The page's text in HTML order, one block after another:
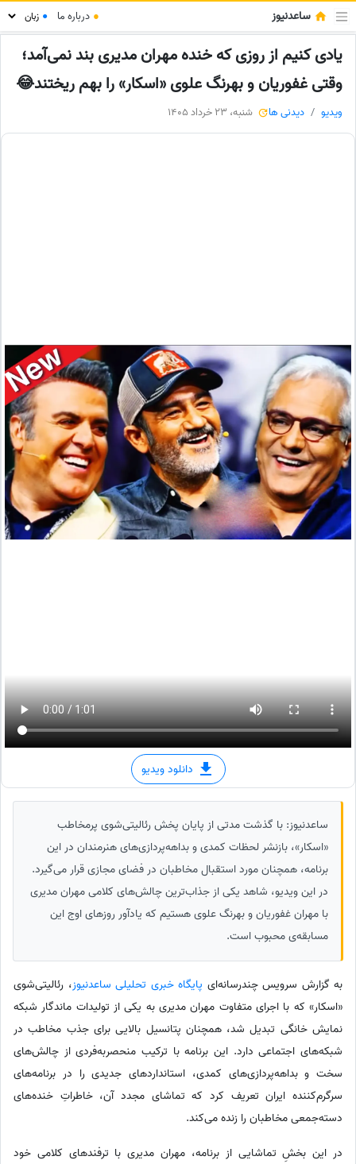
ساعدنیوز ● درباره ما ●
یادی کنیم از روزی که خنده مهران مدیری بند نمی‌آمد؛
وقتی غفوریان و بهرنگ علوی «اسکار» را بهم ریختند😂
ویدیو دیدنی ها شنبه، 23 خرداد 1405
دانلود ویدیو
ساعدنیوز: با گذشت مدتی از پایان پخش رئالیتی‌شوی پرمخاطب
«اسکار»، بازنشر لحظات کمدی و بداهه‌پردازی‌های هنرمندان در این
برنامه، همچنان مورد استقبال مخاطبان در فضای مجازی قرار می‌گیرد.
در این ویدیو، شاهد یکی از جذاب‌ترین چالش‌های کلامی مهران مدیری
با مهران غفوریان و بهرنگ علوی هستیم که یادآور روزهای اوج این
مسابقه‌ی محبوب است.
به گزارش سرویس چندرسانه‌ای پایگاه خبری تحلیلی ساعدنیوز، رئالیتی‌شوی
«اسکار» که با اجرای متفاوت مهران مدیری به یکی از تولیدات ماندگار شبکه
نمایش خانگی تبدیل شد، همچنان پتانسیل بالایی برای جذب مخاطب در
شبکه‌های اجتماعی دارد. این برنامه با ترکیب منحصر‌به‌فردی از چالش‌های
سخت و بداهه‌پردازی‌های کمدی، استانداردهای جدیدی را در برنامه‌های
سرگرم‌کننده ایران تعریف کرد که تماشای مجدد آن، خاطراتِ خنده‌های
دسته‌جمعی مخاطبان را زنده می‌کند.
در این بخشِ تماشایی از برنامه، مهران مدیری با ترفندهای کلامی خود